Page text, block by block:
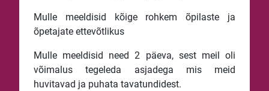
Mulle meeldisid kõige rohkem õpilaste ja
õpetajate ettevõtlikus
Mulle meeldisid need 2 päeva, sest meil oli
võimalus tegeleda asjadega mis meid
huvitavad ja puhata tavatundidest.